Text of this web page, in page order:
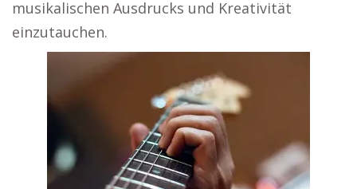
musikalischen Ausdrucks und Kreativität
einzutauchen.